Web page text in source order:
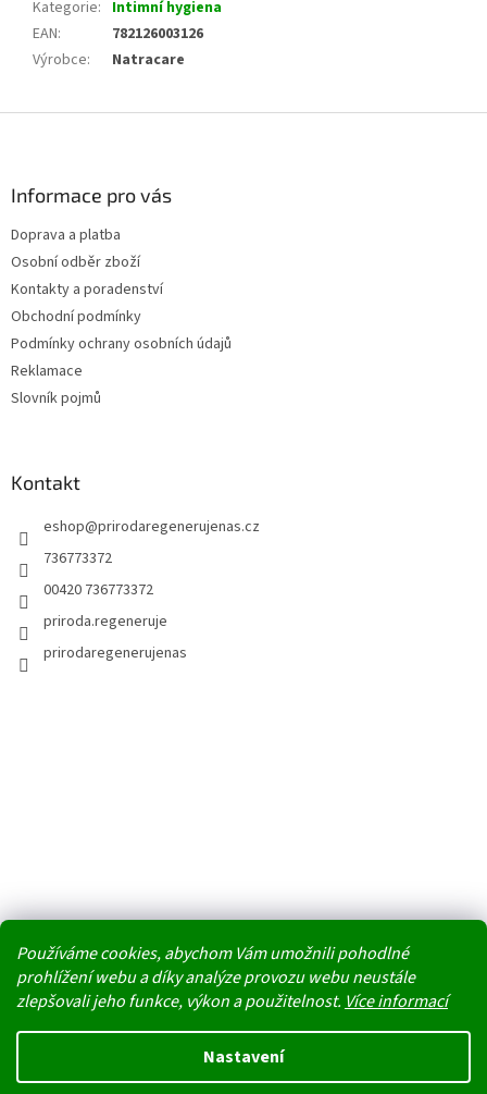
Používáme cookies, abychom Vám umožnili pohodlné
prohlížení webu a díky analýze provozu webu neustále
zlepšovali jeho funkce, výkon a použitelnost. Více informací
Nastavení
Kategorie: Intimní hygiena
EAN:
782126003126
Výrobce: Natracare
Informace pro vás
Doprava a platba
Osobní odběr zboží
Kontakty a poradenství
Obchodní podmínky
Podmínky ochrany osobních údajů
Reklamace
Slovník pojmů
Kontakt
eshop@prirodaregenerujenas.cz
736773372
00420 736773372
priroda.regeneruje
prirodaregenerujenas